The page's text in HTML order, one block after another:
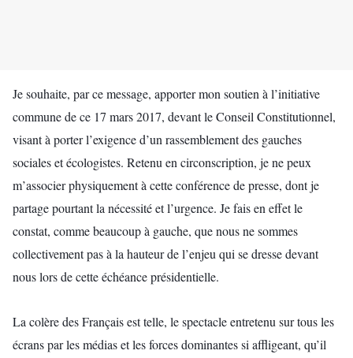
Je souhaite, par ce message, apporter mon soutien à l’initiative
commune de ce 17 mars 2017, devant le Conseil Constitutionnel,
visant à porter l’exigence d’un rassemblement des gauches
sociales et écologistes. Retenu en circonscription, je ne peux
m’associer physiquement à cette conférence de presse, dont je
partage pourtant la nécessité et l’urgence. Je fais en effet le
constat, comme beaucoup à gauche, que nous ne sommes
collectivement pas à la hauteur de l’enjeu qui se dresse devant
nous lors de cette échéance présidentielle.
La colère des Français est telle, le spectacle entretenu sur tous les
écrans par les médias et les forces dominantes si affligeant, qu’il